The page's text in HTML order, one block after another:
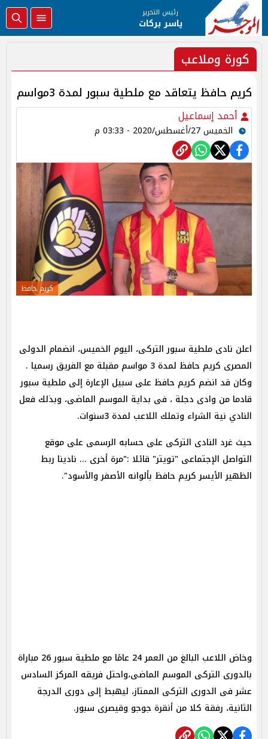
رئيس التحرير
ياسر بركات
كورة وملاعب
كريم حافظ يتعاقد مع ملطية سبور لمدة 3مواسم
أحمد إسماعيل
الخميس 27/أغسطس/2020 - 03:33 م
كريم حافظ
اعلن نادى ملطية سبور التركى، اليوم الخميس، انضمام الدولى
المصرى كريم حافظ لمدة 3 مواسم مقبلة مع الفريق رسميا .
وكان قد انضم كريم حافظ على سبيل الإعارة إلى ملطية سبور
قادما من وادى دجلة ، فى بداية الموسم الماضى، وبذلك فعل
النادي نية الشراء وتملك اللاعب لمدة 3سنوات.
حيث غرد النادى التركى على حسابه الرسمى على موقع
التواصل الإجتماعى "تويتر" قائلا :"مرة أخرى ... نادينا ربط
الظهير الأيسر كريم حافظ بألوانه الأصفر والأسود".
وخاض اللاعب البالغ من العمر 24 عامًا مع ملطية سبور 26 مباراة
بالدورى التركى الموسم الماضى،واحتل فريقه المركز السادس
عشر فى الدورى التركى الممتاز، ليهبط إلى دورى الدرجة
الثانية، رفقة كلا من أنقرة جوجو وقيصرى سبور.